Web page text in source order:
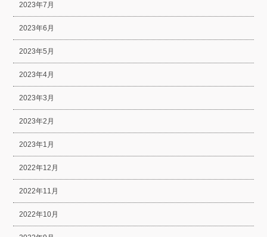
2023年7月
2023年6月
2023年5月
2023年4月
2023年3月
2023年2月
2023年1月
2022年12月
2022年11月
2022年10月